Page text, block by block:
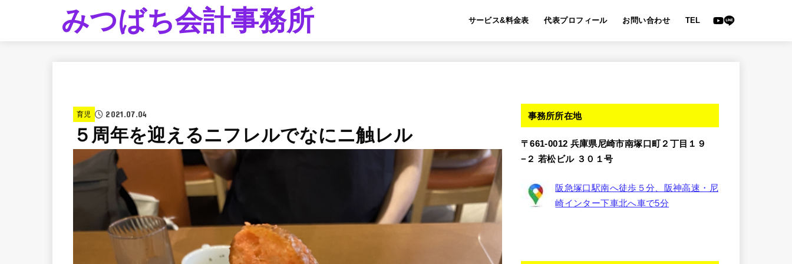
みつばち会計事務所 サービス&料金表 代表プロフィール お問い合わせ TEL
育児 2021.07.04
５周年を迎えるニフレルでなにニ触レル
事務所所在地
〒661-0012 兵庫県尼崎市南塚口町２丁目１９
−２ 若松ビル ３０１号
阪急塚口駅南へ徒歩５分、阪神高速・尼
崎インター下車北へ車で5分